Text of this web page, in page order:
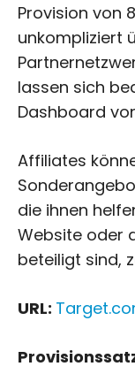
Provision von
unkompliziert
lassen sich
Dashboard
Affiliates
die ihnen
Website oder
beteiligt sind,
URL: